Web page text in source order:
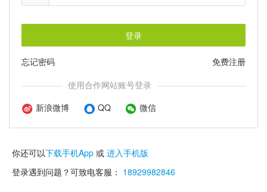
登录
免费注册
忘记密码
使用合作网站账号登录
新浪微博
QQ 微信
你还可以下载手机App 或 进入手机版
登录遇到问题？可致电客服： 18929982846